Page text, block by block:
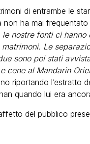
di entrambe le
ha mai
le nostre fonti ci
Le
sono poi stati
cene al Mandarin
riportando l’estratto
quando lui era
del pubblico